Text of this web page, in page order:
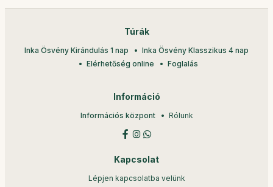
Túrák
Inka Ösvény Kirándulás 1 nap
Inka Ösvény Klasszikus 4 nap
Elérhetőség online
Foglalás
Információ
Információs központ Rólunk
Kapcsolat
Lépjen kapcsolatba velünk